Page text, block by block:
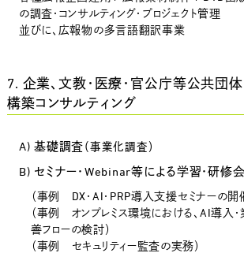
の調査・コンサルティング・プロジェクト管理
並びに、広報物の多言語翻訳事業
7. 企業、文教・医療・官公庁等公共団
構築コンサルティング
A) 基礎調査 （事業化調査）
B) セミナー・Webinar等による学習・研修
（事例 DX・AI・PRP導入支援セミナーの開
（事例 オンプレミス環境における、AI導入
善フローの検討）
（事例 セキュリティー監査の実務）